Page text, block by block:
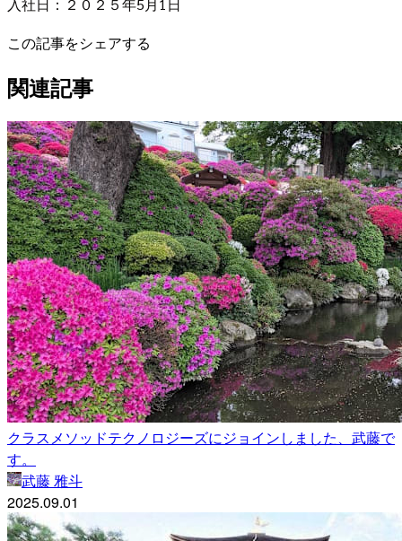
入社日：２０２５年5月1日
この記事をシェアする
関連記事
クラスメソッドテクノロジーズにジョインしました、武藤で
す。
武藤 雅斗
2025.09.01